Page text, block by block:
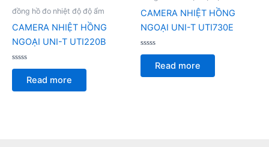
đồng hồ đo nhiệt độ độ ẩm
CAMERA NHIỆT HỒNG
NGOẠI UNI-T UTI220B
Rated
of
Read more
CAMERA NHIỆT HỒNG
NGOẠI UNI-T UTI730E
Rated
of
Read more